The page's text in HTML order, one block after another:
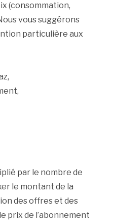
(consommation,
vous suggérons
particulière aux
par le nombre de
le montant de la
des offres et des
prix de l’abonnement